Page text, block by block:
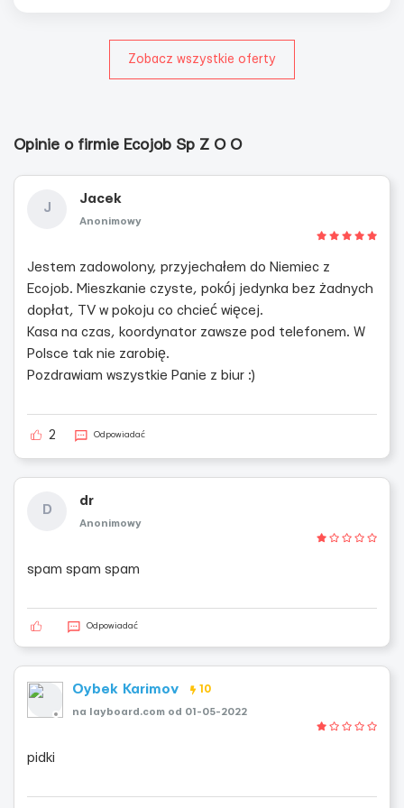
Zobacz wszystkie oferty
Opinie o firmie Ecojob Sp Z O O
J
Jacek
Anonimowy
Jestem zadowolony, przyjechałem do Niemiec z
Ecojob. Mieszkanie czyste, pokój jedynka bez żadnych
dopłat, TV w pokoju co chcieć więcej.
Kasa na czas, koordynator zawsze pod telefonem. W
Polsce tak nie zarobię.
Pozdrawiam wszystkie Panie z biur :)
2 Odpowiadać
D
dr
Anonimowy
spam spam spam
Odpowiadać
Oybek Karimov 10
na layboard.com od 01-05-2022
pidki